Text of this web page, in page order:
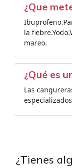
¿Que
la
mareo.
¿Qué es
Las
¿Tienes